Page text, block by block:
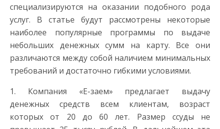
специализируются на оказании подобного рода
услуг. В статье будут рассмотрены некоторые
наиболее популярные программы по выдаче
небольших денежных сумм на карту. Все они
различаются между собой наличием минимальных
требований и достаточно гибкими условиями.
1. Компания «Е-заем» предлагает выдачу
денежных средств всем клиентам, возраст
которых от 20 до 60 лет. Размер ссуды не